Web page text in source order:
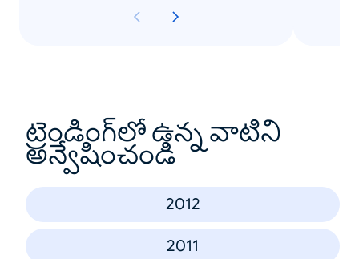
ట్రెండింగ్‌లో ఉన్న వాటిని
అన్వేషించండి
2012
2011